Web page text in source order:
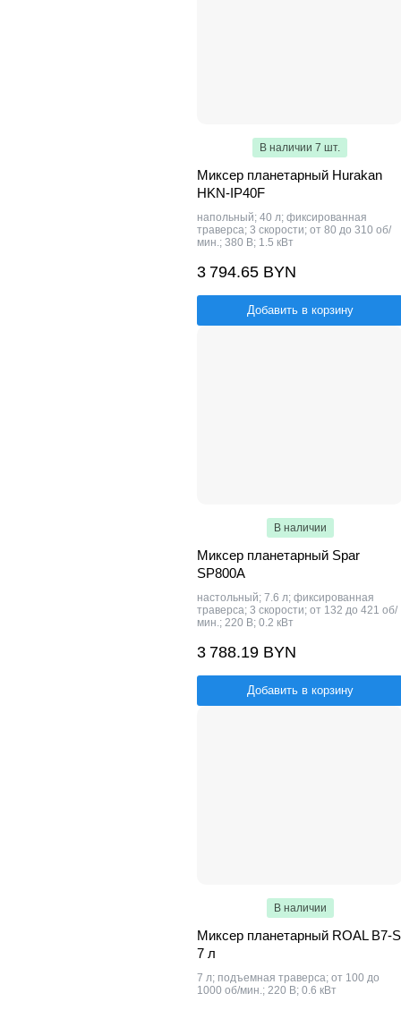
В наличии 7 шт.
Миксер планетарный Hurakan
HKN-IP40F
напольный; 40 л; фиксированная
траверса; 3 скорости; от 80 до 310 об/
мин.; 380 В; 1.5 кВт
3 794.65 BYN
Добавить в корзину
В наличии
Миксер планетарный Spar
SP800A
настольный; 7.6 л; фиксированная
траверса; 3 скорости; от 132 до 421 об/
мин.; 220 В; 0.2 кВт
3 788.19 BYN
Добавить в корзину
В наличии
Миксер планетарный ROAL B7-S
7 л
7 л; подъемная траверса; от 100 до
1000 об/мин.; 220 В; 0.6 кВт